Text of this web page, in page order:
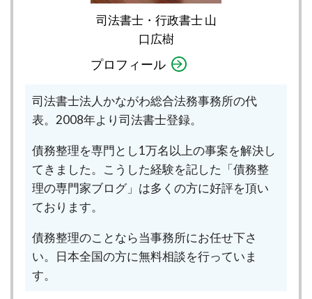
司法書士・行政書士 山
口広樹
プロフィール
司法書士法人かながわ総合法務事務所の代
表。2008年より司法書士登録。
債務整理を専門とし1万名以上の事案を解決し
てきました。こうした経験を記した「債務整
理の専門家ブログ」は多くの方に好評を頂い
ております。
債務整理のことなら当事務所にお任せ下さ
い。日本全国の方に無料相談を行っていま
す。